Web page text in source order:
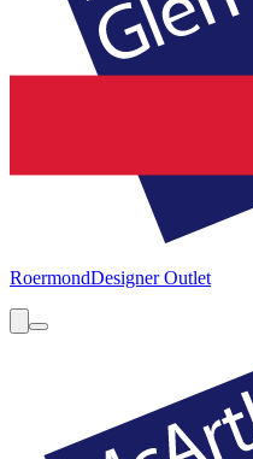
RoermondDesigner Outlet